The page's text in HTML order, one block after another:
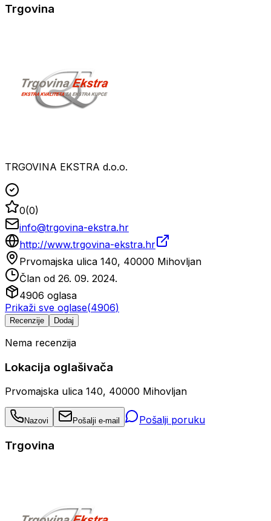
Trgovina
TRGOVINA EKSTRA d.o.o.
0(0)
info@trgovina-ekstra.hr
http://www.trgovina-ekstra.hr
Prvomajska ulica 140, 40000 Mihovljan
Član od 26. 09. 2024.
4906 oglasa
Prikaži sve oglase(4906)
Recenzije Dodaj
Nema recenzija
Lokacija oglašivača
Prvomajska ulica 140, 40000 Mihovljan
Nazovi Pošalji e-mail Pošalji poruku
Trgovina